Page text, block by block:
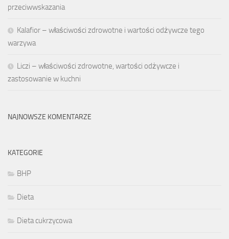
przeciwwskazania
Kalafior – właściwości zdrowotne i wartości odżywcze tego
warzywa
Liczi – właściwości zdrowotne, wartości odżywcze i
zastosowanie w kuchni
NAJNOWSZE KOMENTARZE
KATEGORIE
BHP
Dieta
Dieta cukrzycowa